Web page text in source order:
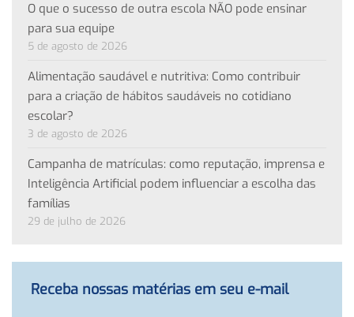
O que o sucesso de outra escola NÃO pode ensinar
para sua equipe
5 de agosto de 2026
Alimentação saudável e nutritiva: Como contribuir
para a criação de hábitos saudáveis no cotidiano
escolar?
3 de agosto de 2026
Campanha de matrículas: como reputação, imprensa e
Inteligência Artificial podem influenciar a escolha das
famílias
29 de julho de 2026
Receba nossas matérias em seu e-mail